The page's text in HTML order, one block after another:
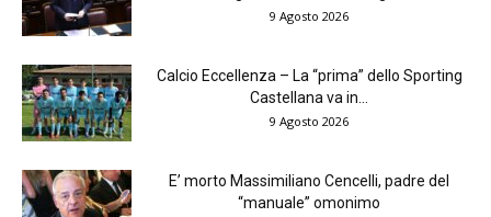
9 Agosto 2026
Calcio Eccellenza – La “prima” dello Sporting
Castellana va in...
9 Agosto 2026
E’ morto Massimiliano Cencelli, padre del
“manuale” omonimo